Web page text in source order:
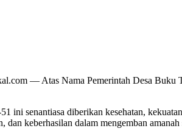
— Atas Nama Pemerintah Desa Buku
ini senantiasa diberikan kesehatan,
dan keberhasilan dalam mengemban